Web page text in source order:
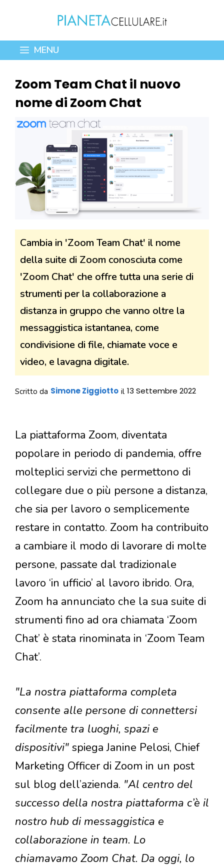
contenuto
MENU
Zoom Team Chat il nuovo
nome di Zoom Chat
Cambia in 'Zoom Team Chat' il nome
della suite di Zoom conosciuta come
'Zoom Chat' che offre tutta una serie di
strumenti per la collaborazione a
distanza in gruppo che vanno oltre la
messaggistica istantanea, come
condivisione di file, chiamate voce e
video, e lavagna digitale.
Scritto da Simone Ziggiotto il 13 Settembre 2022
La piattaforma Zoom, diventata
popolare in periodo di pandemia, offre
molteplici servizi che permettono di
collegare due o più persone a distanza,
che sia per lavoro o semplicemente
restare in contatto. Zoom ha contribuito
a cambiare il modo di lavorare di molte
persone, passate dal tradizionale
lavoro ‘in ufficio’ al lavoro ibrido. Ora,
Zoom ha annunciato che la sua suite di
strumenti fino ad ora chiamata ‘Zoom
Chat’ è stata rinominata in ‘Zoom Team
Chat’.
"La nostra piattaforma completa
consente alle persone di connettersi
facilmente tra luoghi, spazi e
dispositivi" spiega Janine Pelosi, Chief
Marketing Officer di Zoom in un post
sul blog dell’azienda. "Al centro del
successo della nostra piattaforma c’è il
nostro hub di messaggistica e
collaborazione in team. Lo
chiamavamo Zoom Chat. Da oggi, lo